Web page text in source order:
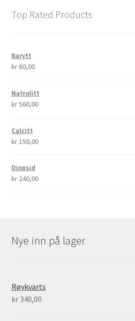
Top Rated Products
Barytt
kr80,00
Natrolitt
kr560,00
Calcitt
kr150,00
Diopsid
kr240,00
Nye inn på lager
Røykvarts
kr340,00